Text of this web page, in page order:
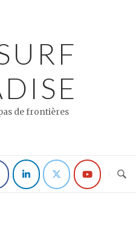
de frontières